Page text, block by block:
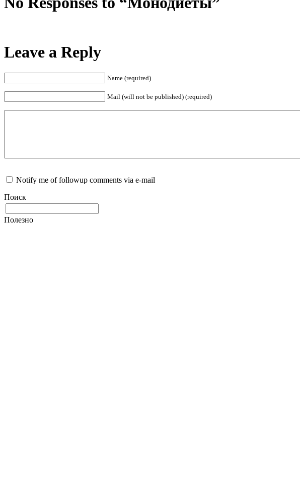
Leave a Reply
Name (required)
Mail (will not be published) (required)
Notify me of followup comments via e-mail
Поиск
Полезно